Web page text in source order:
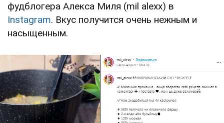
фудблогера Алекса Миля (mil alexx) в
Instagram. Вкус получится очень нежным и
насыщенным.